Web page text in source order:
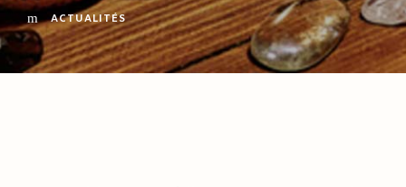
ACTUALITÉS